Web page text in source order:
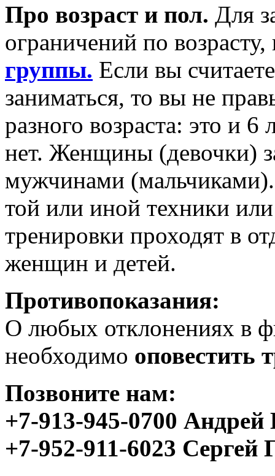
Про возраст и пол. Для
ограничений по
группы. Если вы
заниматься, то вы не
разного возраста: это и
нет. Женщины (девочки)
мужчинами
той или иной техники
тренировки проходят в
женщин и детей.
Противопоказания:
О любых отклонениях в
необходимо оповестить
Позвоните нам:
+7-913-945-0700 Андрей
+7-952-911-6023 Сергей